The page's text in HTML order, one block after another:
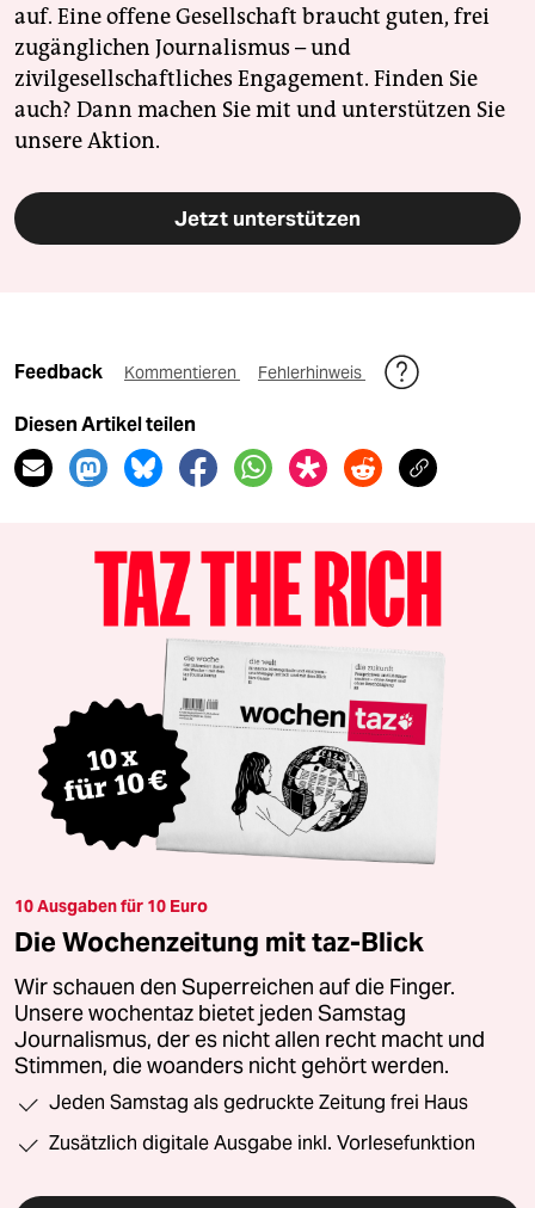
auf. Eine offene Gesellschaft braucht guten, frei
zugänglichen Journalismus – und
zivilgesellschaftliches Engagement. Finden Sie
auch? Dann machen Sie mit und unterstützen Sie
unsere Aktion.
Jetzt unterstützen
Feedback Kommentieren Fehlerhinweis
Diesen Artikel teilen
10 Ausgaben für 10 Euro
Die Wochenzeitung mit taz-Blick
Wir schauen den Superreichen auf die Finger.
Unsere wochentaz bietet jeden Samstag
Journalismus, der es nicht allen recht macht und
Stimmen, die woanders nicht gehört werden.
Jeden Samstag als gedruckte Zeitung frei Haus
Zusätzlich digitale Ausgabe inkl. Vorlesefunktion